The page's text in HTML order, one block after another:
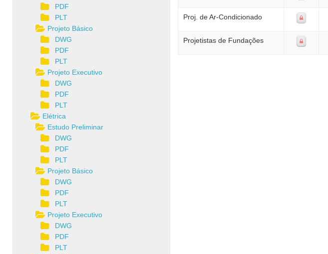
Proj. de Ar-Condicionado
Projetistas de Fundações
PDF
PLT
Projeto Básico
DWG
PDF
PLT
Projeto Executivo
DWG
PDF
PLT
Elétrica
Estudo Preliminar
DWG
PDF
PLT
Projeto Básico
DWG
PDF
PLT
Projeto Executivo
DWG
PDF
PLT